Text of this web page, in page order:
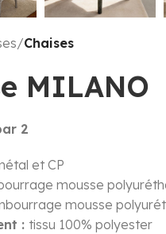
Chaises
MILANO
2
et CP
mousse
mousse
: tissu 100% polyester